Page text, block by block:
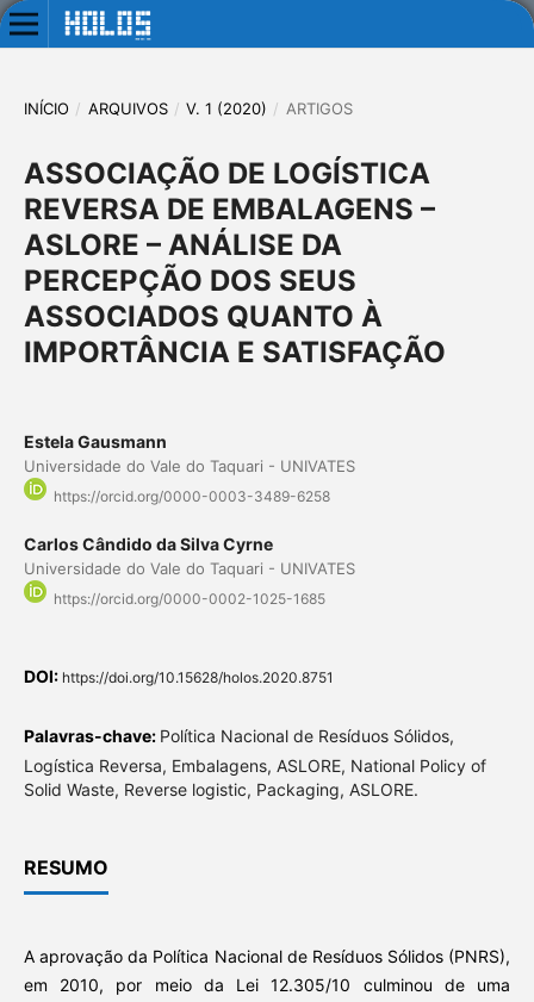
INÍCIO / ARQUIVOS / V. 1 (2020) / ARTIGOS
ASSOCIAÇÃO DE LOGÍSTICA
REVERSA DE EMBALAGENS –
ASLORE – ANÁLISE DA
PERCEPÇÃO DOS SEUS
ASSOCIADOS QUANTO À
IMPORTÂNCIA E SATISFAÇÃO
Estela Gausmann
Universidade do Vale do Taquari - UNIVATES
https://orcid.org/0000-0003-3489-6258
Carlos Cândido da Silva Cyrne
Universidade do Vale do Taquari - UNIVATES
https://orcid.org/0000-0002-1025-1685
DOI: https://doi.org/10.15628/holos.2020.8751
Palavras-chave: Política Nacional de Resíduos Sólidos,
Logística Reversa, Embalagens, ASLORE, National Policy of
Solid Waste, Reverse logistic, Packaging, ASLORE.
RESUMO
A aprovação da Política Nacional de Resíduos Sólidos (PNRS),
em 2010, por meio da Lei 12.305/10 culminou de uma